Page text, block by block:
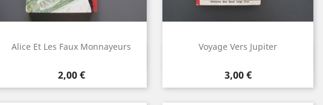
Alice Et Les Faux Monnayeurs
Prix
2,00 €
Voyage Vers Jupiter
Prix
3,00 €